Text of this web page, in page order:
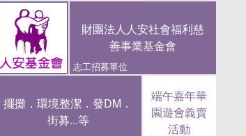
財團法人人安社會福利慈
善事業基金會
志工招募單位
擺攤．環境整潔．發DM．
街募...等
端午嘉年華
園遊會義賣
活動